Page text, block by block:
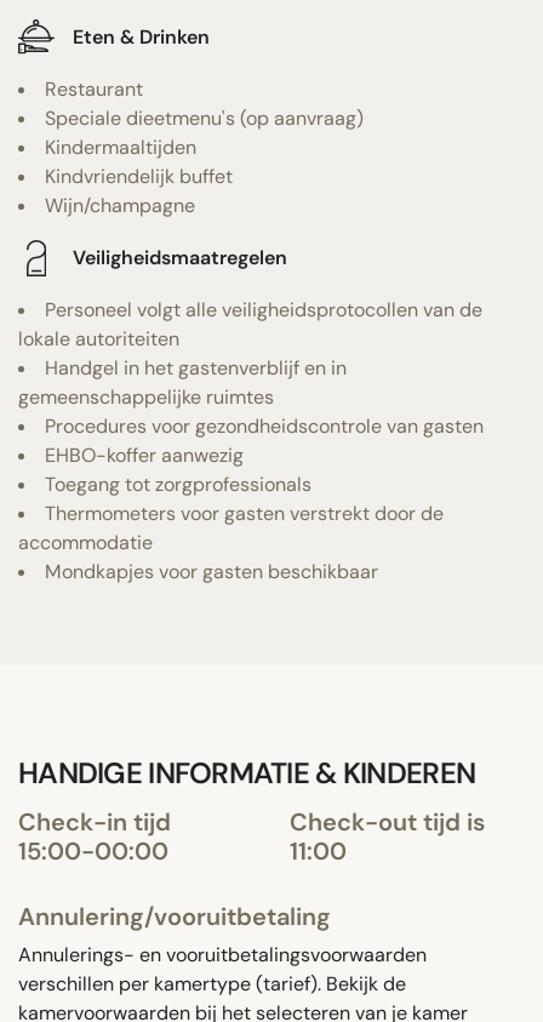
Eten & Drinken
Restaurant
Speciale dieetmenu's (op aanvraag)
Kindermaaltijden
Kindvriendelijk buffet
Wijn/champagne
Veiligheidsmaatregelen
Personeel volgt alle veiligheidsprotocollen van de
lokale autoriteiten
Handgel in het gastenverblijf en in
gemeenschappelijke ruimtes
Procedures voor gezondheidscontrole van gasten
EHBO-koffer aanwezig
Toegang tot zorgprofessionals
Thermometers voor gasten verstrekt door de
accommodatie
Mondkapjes voor gasten beschikbaar
HANDIGE INFORMATIE & KINDEREN
Check-in tijd
15:00-00:00
Check-out tijd is
11:00
Annulering/vooruitbetaling
Annulerings- en vooruitbetalingsvoorwaarden
verschillen per kamertype (tarief). Bekijk de
kamervoorwaarden bij het selecteren van je kamer